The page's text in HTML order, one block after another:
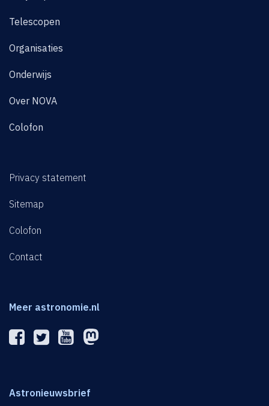
Telescopen
Organisaties
Onderwijs
Over NOVA
Colofon
Privacy statement
Sitemap
Colofon
Contact
Meer astronomie.nl
Astronieuwsbrief